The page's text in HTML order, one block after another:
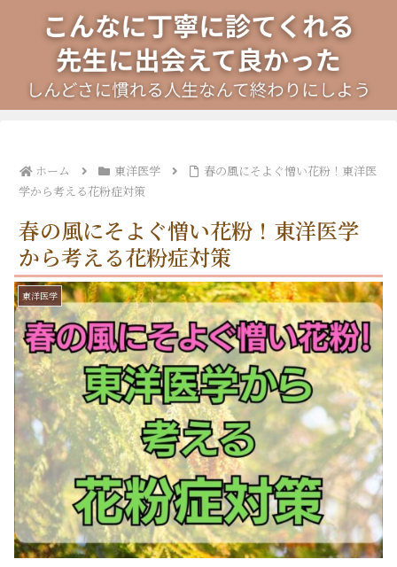
ホーム 東洋医学
春の風にそよぐ憎い花粉！東洋医
学から考える花粉症対策
春の風にそよぐ憎い花粉！東洋医学
から考える花粉症対策
東洋医学